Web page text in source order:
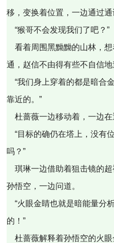
移，变换着位置，一边通过通
“猴哥不会发现我们了吧？”
看着周围黑黝黝的山林，
通，赵信不由得有些不自信地
“我们身上穿着的都是暗合
靠近的。”
杜蔷薇一边移动着，一边在
“目标的确仍在塔上，没有
吗？”
琪琳一边借助着狙击镜的
孙悟空，一边问道。
“火眼金睛也就是暗能量分
的！”
杜蔷薇解释着孙悟空的火眼